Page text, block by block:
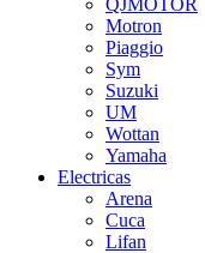
Motron
Piaggio
Sym
Suzuki
UM
Wottan
Yamaha
Electricas
Arena
Cuca
Lifan